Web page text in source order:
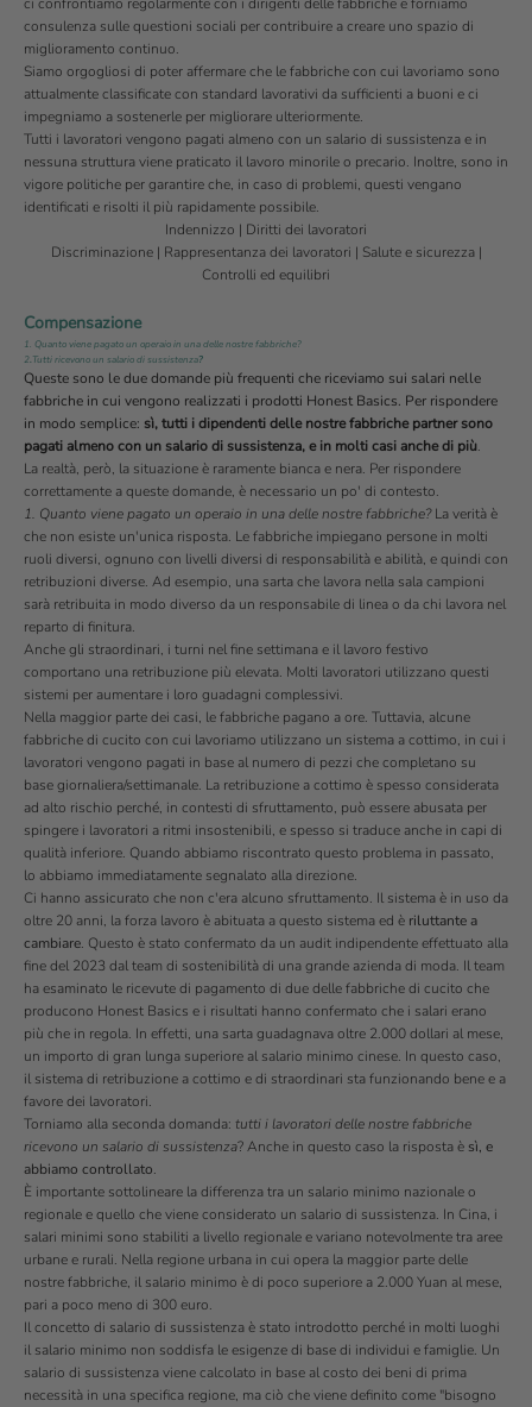
consulenza sulle questioni sociali per contribuire a creare uno spazio di
miglioramento continuo.
Siamo orgogliosi di poter affermare che le fabbriche con cui lavoriamo sono
attualmente classificate con standard lavorativi da sufficienti a buoni e ci
impegniamo a sostenerle per migliorare ulteriormente.
Tutti i lavoratori vengono pagati almeno con un salario di sussistenza e in
nessuna struttura viene praticato il lavoro minorile o precario. Inoltre, sono in
vigore politiche per garantire che, in caso di problemi, questi vengano
identificati e risolti il più rapidamente possibile.
Indennizzo | Diritti dei lavoratori
Discriminazione| Rappresentanza dei lavoratori | Salute e sicurezza|
Controlli ed equilibri
Compensazione
1. Quanto viene pagato un operaio in una delle nostre fabbriche?
2.Tutti ricevono un salario di sussistenza?
Queste sono le due domande più frequenti che riceviamo sui salari nelle
fabbriche in cui vengono realizzati i prodotti Honest Basics. Per rispondere
in modo semplice: sì, tutti i dipendenti delle nostre fabbriche partner sono
pagati almeno con un salario di sussistenza, e in molti casi anche di più.
La realtà, però, la situazione è raramente bianca e nera. Per rispondere
correttamente a queste domande, è necessario un po' di contesto.
1. Quanto viene pagato un operaio in una delle nostre fabbriche?La verità è
che non esiste un'unica risposta. Le fabbriche impiegano persone in molti
ruoli diversi, ognuno con livelli diversi di responsabilità e abilità, e quindi con
retribuzioni diverse. Ad esempio, una sarta che lavora nella sala campioni
sarà retribuita in modo diverso da un responsabile di linea o da chi lavora nel
reparto di finitura.
Anche gli straordinari, i turni nel fine settimana e il lavoro festivo
comportano una retribuzione più elevata. Molti lavoratori utilizzano questi
sistemi per aumentare i loro guadagni complessivi.
Nella maggior parte dei casi, le fabbriche pagano a ore. Tuttavia, alcune
fabbriche di cucito con cui lavoriamo utilizzano un sistema a cottimo, in cui i
lavoratori vengono pagati in base al numero di pezzi che completano su
base giornaliera/settimanale. La retribuzione a cottimo è spesso considerata
ad alto rischio perché, in contesti di sfruttamento, può essere abusata per
spingere i lavoratori a ritmi insostenibili, e spesso si traduce anche in capi di
qualità inferiore. Quando abbiamo riscontrato questo problema in passato,
lo abbiamo immediatamente segnalato alla direzione.
Ci hanno assicurato che non c'era alcuno sfruttamento. Il sistema è in uso da
oltre 20 anni, la forza lavoro è abituata a questo sistema ed è riluttante a
cambiare. Questo è stato confermato da un audit indipendente effettuato alla
fine del 2023 dal team di sostenibilità di una grande azienda di moda. Il team
ha esaminato le ricevute di pagamento di due delle fabbriche di cucito che
producono Honest Basics e i risultati hanno confermato che i salari erano
più che in regola. In effetti, una sarta guadagnava oltre 2.000 dollari al mese,
un importo di gran lunga superiore al salario minimo cinese. In questo caso,
il sistema di retribuzione a cottimo e di straordinari sta funzionando bene e a
favore dei lavoratori.
Torniamo alla seconda domanda: tutti i lavoratori delle nostre fabbriche
ricevono un salario di sussistenza? Anche in questo caso la risposta è sì, e
abbiamo controllato.
È importante sottolineare la differenza tra un salario minimo nazionale o
regionale e quello che viene considerato un salario di sussistenza. In Cina, i
salari minimi sono stabiliti a livello regionale e variano notevolmente tra aree
urbane e rurali. Nella regione urbana in cui opera la maggior parte delle
nostre fabbriche, il salario minimo è di poco superiore a 2.000 Yuan al mese,
pari a poco meno di 300 euro.
Il concetto di salario di sussistenza è stato introdotto perché in molti luoghi
il salario minimo non soddisfa le esigenze di base di individui e famiglie. Un
salario di sussistenza viene calcolato in base al costo dei beni di prima
necessità in una specifica regione, ma ciò che viene definito come "bisogno